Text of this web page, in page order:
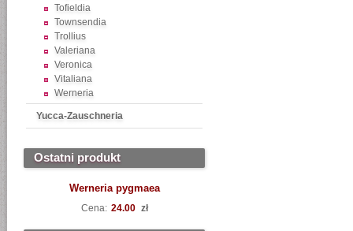
Tofieldia
Townsendia
Trollius
Valeriana
Veronica
Vitaliana
Werneria
Yucca-Zauschneria
Ostatni produkt
Werneria pygmaea
Cena: 24.00 zł